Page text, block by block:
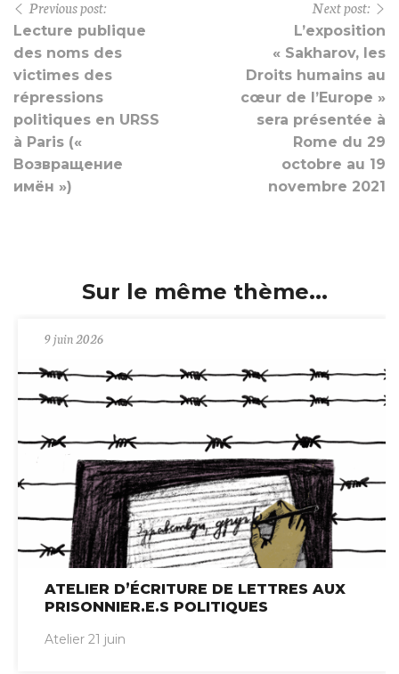
Previous post:
Lecture publique
des noms des
victimes des
répressions
politiques en URSS
à Paris («
Возвращение
имён »)
Next post:
L’exposition
« Sakharov, les
Droits humains au
cœur de l’Europe »
sera présentée à
Rome du 29
octobre au 19
novembre 2021
Sur le même thème...
9 juin 2026
ATELIER D’ÉCRITURE DE LETTRES AUX
PRISONNIER.E.S POLITIQUES
Atelier 21 juin